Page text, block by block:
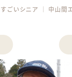
すごいシニア ｜ 中山間